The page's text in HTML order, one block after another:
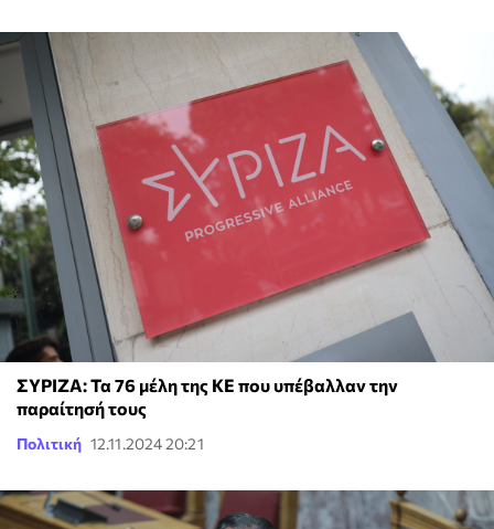
ΣΥΡΙΖΑ: Τα 76 μέλη της ΚΕ που υπέβαλλαν την
παραίτησή τους
Πολιτική 12.11.2024 20:21